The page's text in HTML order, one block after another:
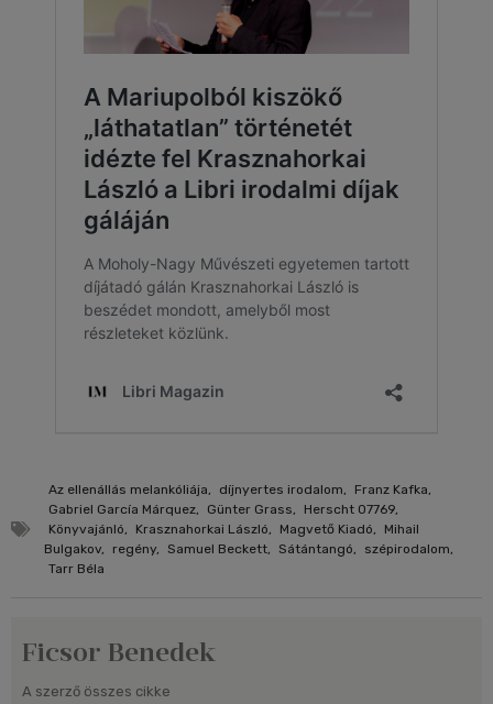
Az ellenállás melankóliája díjnyertes irodalom Franz Kafka
Gabriel García Márquez
Günter Grass Herscht 07769
Könyvajánló
Krasznahorkai László Magvető Kiadó
Mihail
Bulgakov
regény Samuel Beckett Sátántangó szépirodalom
Tarr Béla
Ficsor Benedek
A szerző összes cikke